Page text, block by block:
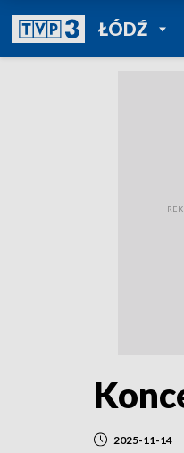
ŁÓDŹ
TVP
2025-11-14